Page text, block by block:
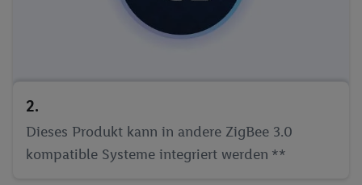
2.
Dieses Produkt kann in andere ZigBee 3.0
kompatible Systeme integriert werden **